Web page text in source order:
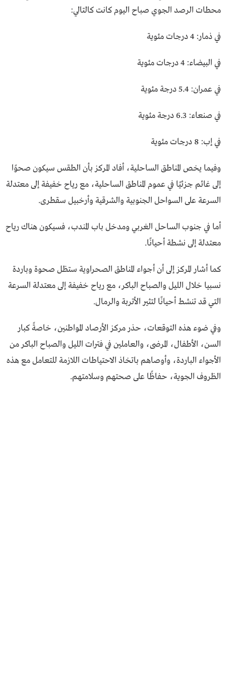
محطات الرصد الجوي صباح اليوم كانت كالتالي:
في ذمار: 4 درجات مئوية
في البيضاء: 4 درجات مئوية
في عمران: 5.4 درجة مئوية
في صنعاء: 6.3 درجة مئوية
في إب: 8 درجات مئوية
وفيما يخص المناطق الساحلية، أفاد المركز بأن الطقس سيكون صحوًا
إلى غائم جزئيًا في عموم المناطق الساحلية، مع رياح خفيفة إلى معتدلة
السرعة على السواحل الجنوبية والشرقية وأرخبيل سقطرى.
أما في جنوب الساحل الغربي ومدخل باب المندب، فسيكون هناك رياح
معتدلة إلى نشطة أحيانًا.
كما أشار المركز إلى أن أجواء المناطق الصحراوية ستظل صحوة وباردة
نسبيا خلال الليل والصباح الباكر، مع رياح خفيفة إلى معتدلة السرعة
التي قد تنشط أحيانًا لتثير الأتربة والرمال.
وفي ضوء هذه التوقعات، حذر مركز الأرصاد المواطنين، خاصةً كبار
السن، الأطفال، المرضى، والعاملين في فترات الليل والصباح الباكر من
الأجواء الباردة، وأوصاهم باتخاذ الاحتياطات اللازمة للتعامل مع هذه
الظروف الجوية، حفاظًا على صحتهم وسلامتهم.